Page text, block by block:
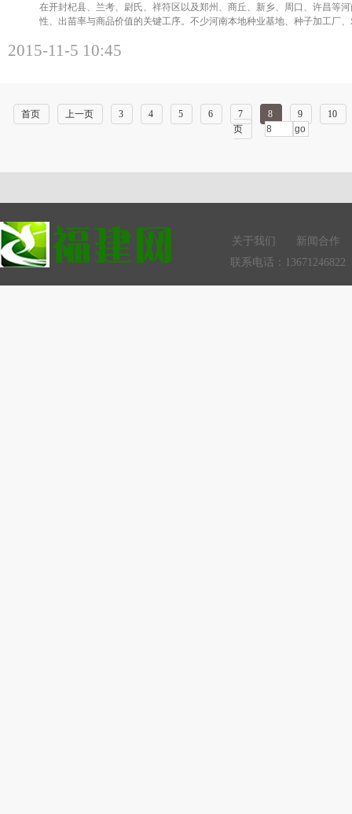
在开封杞县、兰考、尉氏、祥符区以及郑州、商丘、新乡、周口、许昌等
性、出苗率与商品价值的关键工序。不少河南本地种业基地、种子加工厂
2015-11-5 10:45
首页 上一页 3 4 5 6 7 8 9
10
页
关于我们
新闻合作
联系电话：